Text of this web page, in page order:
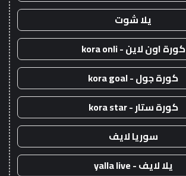
يلا شوت
كورة اون لاين - kora onli
كورة جول - kora goal
كورة ستار - kora star
سوريا لايف
يلا لايف - yalla live